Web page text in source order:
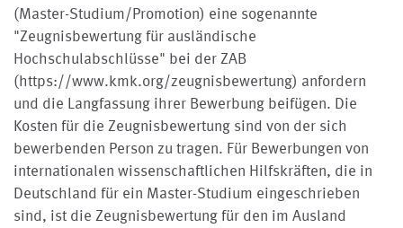
(Master-Studium/Promotion) eine sogenannte
"Zeugnisbewertung für ausländische
Hochschulabschlüsse" bei der ZAB
(https://www.kmk.org/zeugnisbewertung) anfordern
und die Langfassung ihrer Bewerbung beifügen. Die
Kosten für die Zeugnisbewertung sind von der sich
bewerbenden Person zu tragen. Für Bewerbungen von
internationalen wissenschaftlichen Hilfskräften, die in
Deutschland für ein Master-Studium eingeschrieben
sind, ist die Zeugnisbewertung für den im Ausland